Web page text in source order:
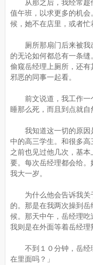
从那之后，我经常趁
值午班，以求更多的机
候，她不在店里，或者忙
厕所那扇门后来被我
的无论如何都总有一条
偷窥岳经理上厕所，还
邪恶的同事一起看。
前文说道，我工作一
睡那么死，而且到点就自
我知道这一切的原因
中的高三学生。和很多
之前也见过他几次，基
要。每次岳经理都会给
我大一岁。
为什么他会告诉我关
的。那是在我两次操到
候。那天中午，岳经理吃
我则是在外面等着岳经理
不到１０分钟，岳经
在里面吗？」